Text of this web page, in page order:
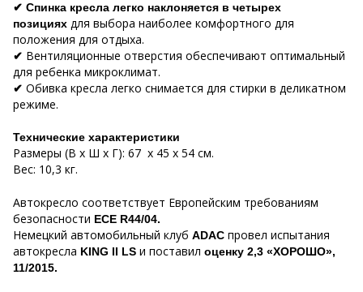
✔ Спинка кресла легко наклоняется в четырех
позициях для выбора наиболее комфортного для
положения для отдыха.
✔ Вентиляционные отверстия обеспечивают оптимальный
для ребенка микроклимат.
✔ Обивка кресла легко снимается для стирки в деликатном
режиме.
Технические характеристики
Размеры (В x Ш x Г): 67 x 45 x 54 см.
Вес: 10,3 кг.
Автокресло соответствует Европейским требованиям
безопасности ECE R44/04.
Немецкий автомобильный клуб ADAC провел испытания
автокресла KING II LS и поставил оценку 2,3 «ХОРОШО»,
11/2015.